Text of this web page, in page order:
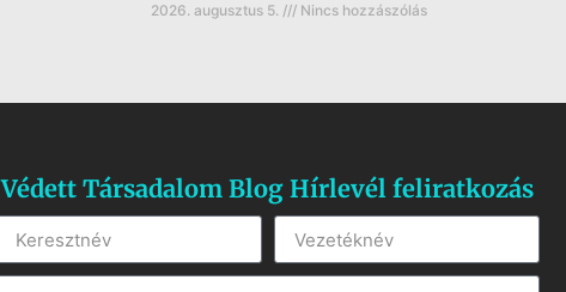
2026. augusztus 5. Nincs hozzászólás
Védett Társadalom Blog Hírlevél feliratkozás